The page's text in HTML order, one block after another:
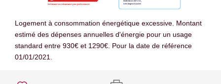
Logement à consommation énergétique excessive. Montant
estimé des dépenses annuelles d'énergie pour un usage
standard entre 930€ et 1290€. Pour la date de référence
01/01/2021.